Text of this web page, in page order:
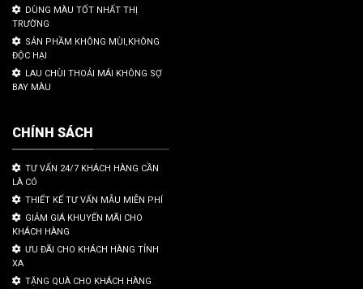
DÙNG MÀU TỐT NHẤT THỊ
TRƯỜNG
SẢN PHẦM KHÔNG MÙI,KHÔNG
ĐỘC HẠI
LAU CHÙI THOẢI MÁI KHÔNG SỢ
BAY MÀU
CHÍNH SÁCH
TƯ VẤN 24/7 KHÁCH HÀNG CẦN
LÀ CÓ
THIẾT KẾ TƯ VẤN MẪU MIỄN PHÍ
GIẢM GIÁ KHUYẾN MÃI CHO
KHÁCH HÀNG
ƯU ĐÃI CHO KHÁCH HÀNG TỈNH
XA
TẶNG QUÀ CHO KHÁCH HÀNG